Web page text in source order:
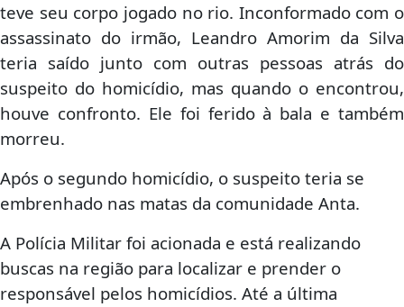
teve seu corpo jogado no rio. Inconformado com o
assassinato do irmão, Leandro Amorim da Silva
teria saído junto com outras pessoas atrás do
suspeito do homicídio, mas quando o encontrou,
houve confronto. Ele foi ferido à bala e também
morreu.
Após o segundo homicídio, o suspeito teria se
embrenhado nas matas da comunidade Anta.
A Polícia Militar foi acionada e está realizando
buscas na região para localizar e prender o
responsável pelos homicídios. Até a última